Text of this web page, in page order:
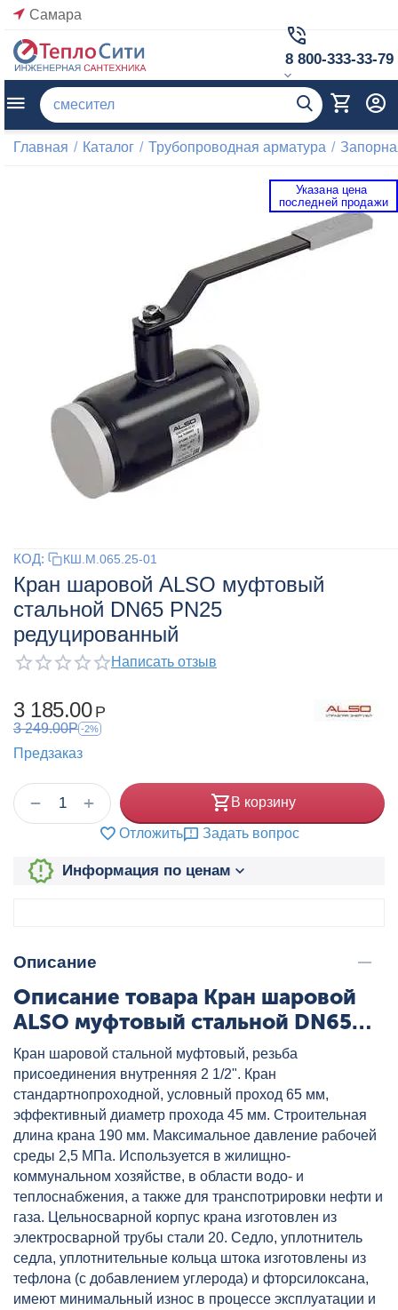
Самара
8 800-333-33-79
Главная / Каталог / Трубопроводная арматура /
Указана цена
последней продажи
КОД: КШ.М.065.25-01
Кран шаровой ALSO муфтовый
стальной DN65 PN25
редуцированный
Написать отзыв
3 185.00 Р
3 249.00Р -2%
Предзаказ
+
− В корзину
Отложить Задать вопрос
Информация по ценам
Описание
Описание товара Кран шаровой
ALSO муфтовый стальной DN65
PN25 редуцированный, артикул:
КШ.М.065.25-01
Кран шаровой стальной муфтовый, резьба
присоединения внутренняя 2 1/2". Кран
стандартнопроходной, условный проход 65 мм,
эффективный диаметр прохода 45 мм. Строительная
длина крана 190 мм. Максимальное давление рабочей
среды 2,5 МПа. Используется в жилищно-
коммунальном хозяйстве, в области водо- и
теплоснабжения, а также для транспотрировки нефти и
газа. Цельносварной корпус крана изготовлен из
электросварной трубы стали 20. Седло, уплотнитель
седла, уплотнительные кольца штока изготовлены из
тефлона (с добавлением углерода) и фторсилоксана,
имеют минимальный износ в процессе эксплуатации и